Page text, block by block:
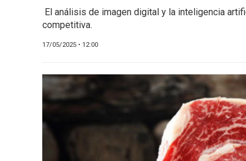
PRODUCTO
NUEVOS PRODUCTOS
MARKETPLACE
REVISTAS
CATÁLOGO DE CORTES DE
CARNE VACUNA
EVENTOS Y
El análisis de imagen digital y la inteligencia
competitiva.
17/05/2025 • 12:00